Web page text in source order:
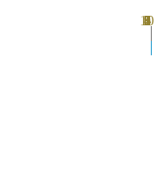
1
2
3
4
5
6
7
8
9
10